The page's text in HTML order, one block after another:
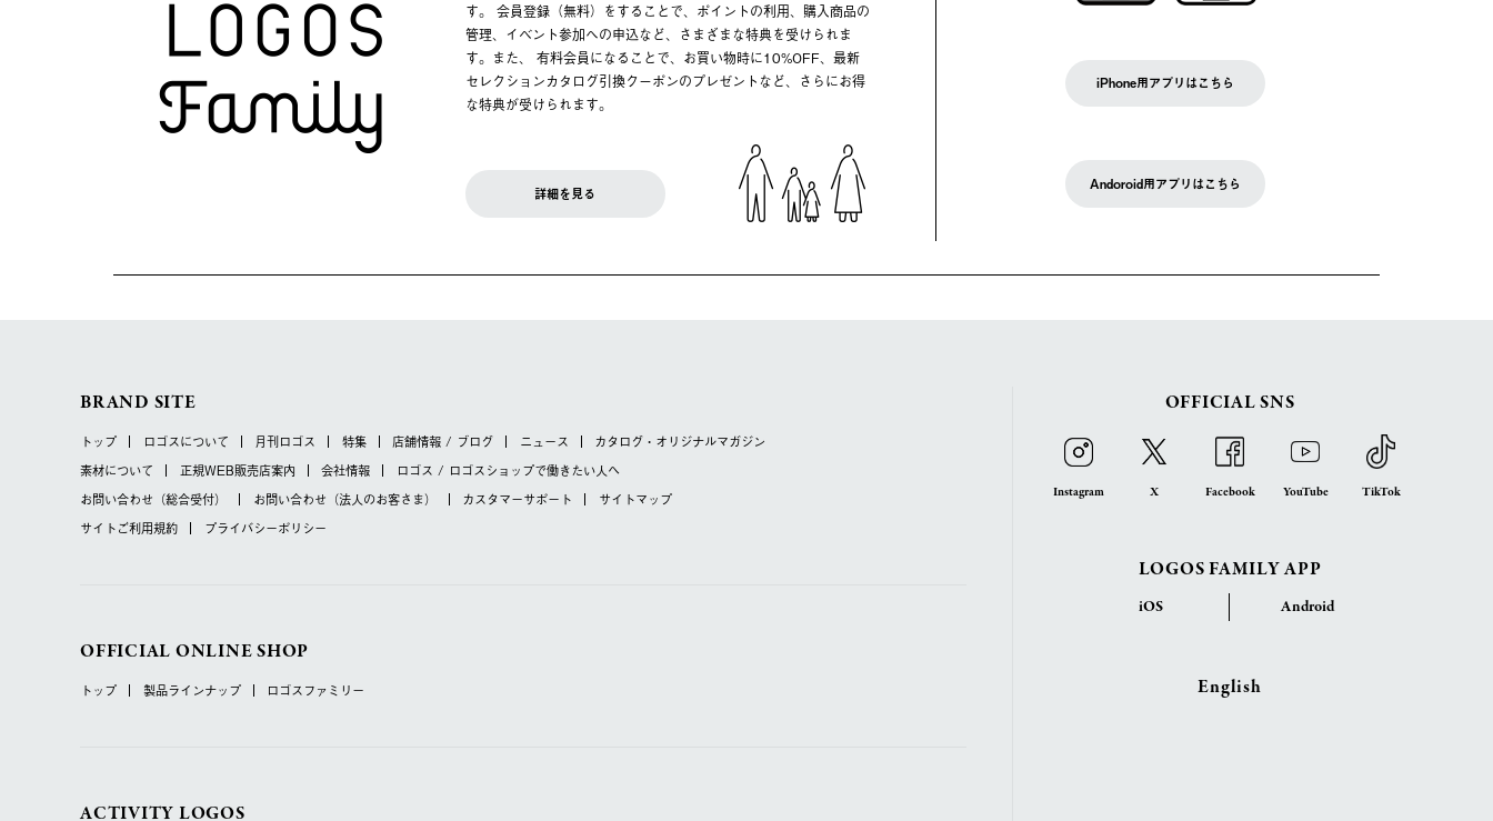
す。 会員登録（無料）をすることで、ポイントの利用、購入商品の
管理、イベント参加への申込など、さまざまな特典を受けられま
す。また、 有料会員になることで、お買い物時に10%OFF、最新
セレクションカタログ引換クーポンのプレゼントなど、さらにお得
な特典が受けられます。
詳細を見る
iPhone用アプリはこちら
Andoroid用アプリはこちら
BRAND SITE
トップ ロゴスについて 月刊ロゴス 特集 店舗情報 / ブログ ニュース
カタログ・オリジナルマガジン
素材について
正規WEB販売店案内 会社情報 ロゴス / ロゴスショップで働きたい人へ
お問い合わせ （総合受付） お問い合わせ （法人のお客さま） カスタマーサポート
サイトマップ
サイトご利用規約
プライバシーポリシー
OFFICIAL ONLINE SHOP
トップ 製品ラインナップ ロゴスファミリー
ACTIVITY LOGOS
OFFICIAL SNS
Instagram X Facebook YouTube TikTok
LOGOS FAMILY APP
iOS Android
English